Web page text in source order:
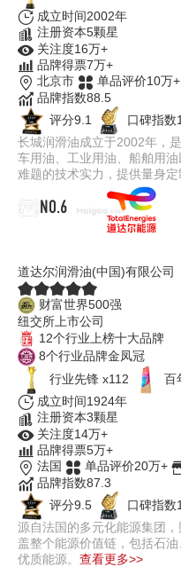
成立时间2002年
注册资本5颗星
关注度16万+
品牌得票7万+
北京市
单品评价10万+
品牌指数88.5
评分9.1
口碑指数
长城润滑油成立于2002年，
车用油、工业用油、船舶用
难题的技术实力，提供量身定
NO.6
道达尔润滑油(中国)有限公司
财富世界500强
纽交所上市公司
12个行业上榜十大品牌
8个行业品牌金凤冠
行业先锋 x112
百
成立时间1924年
注册资本3颗星
关注度14万+
品牌得票5万+
法国
单品评价20万+
品牌指数87.3
评分9.5
口碑指数
源自法国的多元化能源集团
盖整个能源价值链，包括石
优质能源。 查看更多>>